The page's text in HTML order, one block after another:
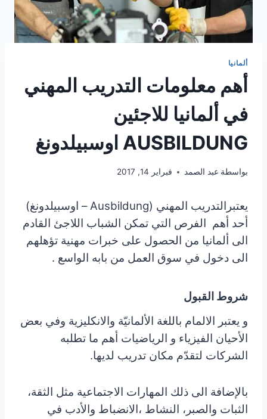
ألمانيا
أهم معلومات التدريب المهني
في ألمانيا للاجئين
AUSBILDUNG اوسبيلدونغ
بواسطة عبد الصمد فبراير 14, 2017
يعتبرالتدريب المهني (Ausbildung – اوسبيلدونغ)
أحد أهم الفرص التي تمكن الشباب اللاجئ القادم
الى ألمانيا من الحصول على خبرات مهنية تؤهلهم
الى دخول في سوق العمل من بابه الواسع .
شروط القبول
و يعتبر الالمام باللغة الألمانيّة والانكليزية وفي بعض
الأحيان الفيزياء و الرياضيات أهم ما تطلبه
الشركات لتقدّم مكان تدريب لديها.
بالإضافة الى ذلك المهارات الاجتماعية مثل الثقة،
الثبات والصبر، النشاط ،الانضباط والأدب في